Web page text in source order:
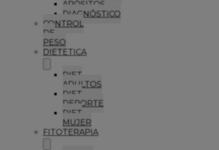
APÓSITOS
DIAGNÓSTICO
CONTROL
DE
PESO
DIETETICA
DIET
ADULTOS
DIET
DEPORTE
DIET
MUJER
FITOTERAPIA